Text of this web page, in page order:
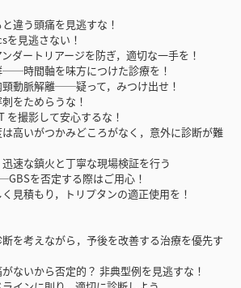
違う頭痛を見逃すな！
見逃さない！
ートリアージを防ぎ，適切な一手を！
時間軸を味方につけた診療を！
動脈解離──疑って，みつけ出せ！
をためらうな！
撮影して安心するな！
高いがつかみどころがなく，意外に診断が難
速な鎮火と丁寧な現場検証を行う
を否定する際はご用心！
見積もり，トリプタンの適正使用を！
を考えながら，予後を改善する治療を優先す
ないから否定的？ 非典型例を見逃すな！